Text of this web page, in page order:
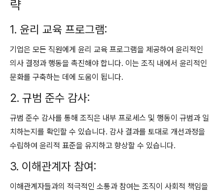
략
1. 윤리 교육 프로그램:
기업은 모든 직원에게 윤리 교육 프로그램을 제공하여 윤리적인
의사 결정과 행동을 촉진해야 합니다. 이는 조직 내에서 윤리적인
문화를 구축하는 데에 도움이 됩니다.
2. 규범 준수 감사:
규범 준수 감사를 통해 조직은 내부 프로세스 및 행동이 규범과 일
치하는지를 확인할 수 있습니다. 감사 결과를 토대로 개선과정을
수립하여 윤리적 표준을 유지하고 향상할 수 있습니다.
3. 이해관계자 참여:
이해관계자들과의 적극적인 소통과 참여는 조직이 사회적 책임을